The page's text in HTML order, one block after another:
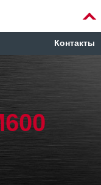
Контакты